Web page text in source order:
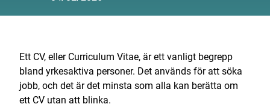
Ett CV, eller Curriculum Vitae, är ett vanligt begrepp
bland yrkesaktiva personer. Det används för att söka
jobb, och det är det minsta som alla kan berätta om
ett CV utan att blinka.